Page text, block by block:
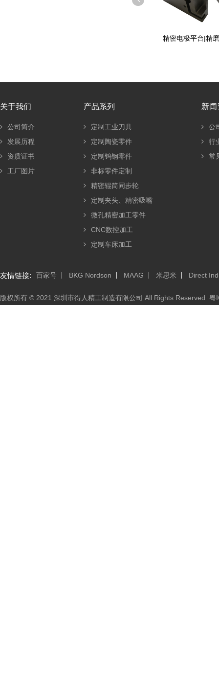
陶瓷刮刀
关于我们
公司简介
发展历程
资质证书
工厂图片
产品系列
定制工业刀具
定制陶瓷零件
定制钨钢零件
非标零件定制
精密辊筒同步轮
定制夹头、精密吸嘴
微孔精密加工零件
CNC数控加工
定制车床加工
新闻
公
行
常
友情链接: 百家号 BKG Nordson MAAG 米思米 Direct
版权所有 © 2021 深圳市得人精工制造有限公司 All Rights Reserved 粤